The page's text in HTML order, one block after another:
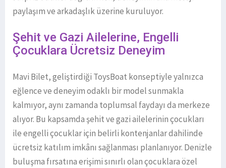
paylaşım ve arkadaşlık üzerine kuruluyor.
Şehit ve Gazi Ailelerine, Engelli
Çocuklara Ücretsiz Deneyim
Mavi Bilet, geliştirdiği ToysBoat konseptiyle yalnızca
eğlence ve deneyim odaklı bir model sunmakla
kalmıyor, aynı zamanda toplumsal faydayı da merkeze
alıyor. Bu kapsamda şehit ve gazi ailelerinin çocukları
ile engelli çocuklar için belirli kontenjanlar dahilinde
ücretsiz katılım imkânı sağlanması planlanıyor. Denizle
buluşma fırsatına erişimi sınırlı olan çocuklara özel